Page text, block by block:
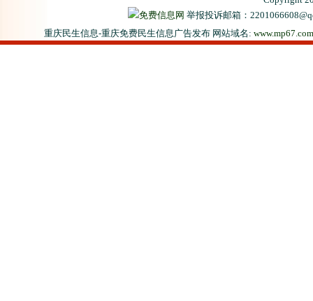
免费信息网 举报投诉邮箱：
重庆民生信息-重庆免费民生信息广告发布 网站域名: www.mp67.com